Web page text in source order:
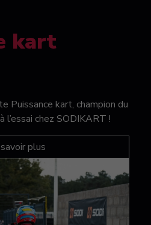
kart
Puissance kart, champion du
l’essai chez SODIKART !
plus